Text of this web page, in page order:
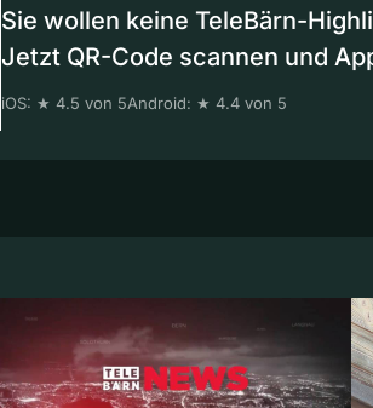
Sie wollen keine TeleBärn-
Jetzt QR-Code scannen und
iOS: ★ 4.5 von 5Android: ★ 4.4 von 5